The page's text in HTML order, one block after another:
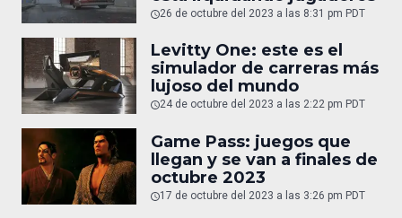
26 de octubre del 2023 a las 8:31 pm PDT
Levitty One: este es el
simulador de carreras más
lujoso del mundo
24 de octubre del 2023 a las 2:22 pm PDT
Game Pass: juegos que
llegan y se van a finales de
octubre 2023
17 de octubre del 2023 a las 3:26 pm PDT